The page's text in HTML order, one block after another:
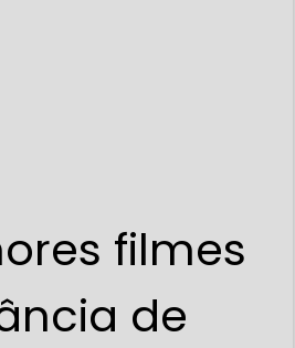
filmes
de